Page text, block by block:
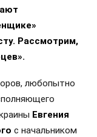
Рассмотрим,
любопытно
Евгения
с начальником